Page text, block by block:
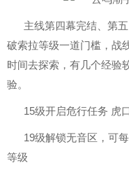
主线第四幕完结、第
破索拉等级一道门槛，战
时间去探索，有几个经验
验。
15级开启危行任务 虎
19级解锁无音区，可
等级